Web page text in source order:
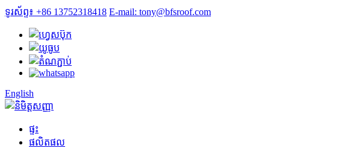
ទូរស័ព្ទ៖ +86 13752318418 E-mail: tony@bfsroof.com
English
ផ្ទះ
ផលិតផល